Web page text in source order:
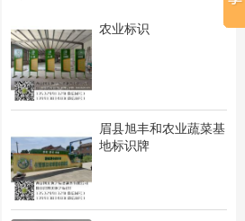
农业标识
眉县旭丰和农业蔬菜基
地标识牌